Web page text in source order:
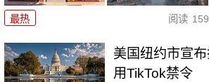
最热 阅读
美国纽约市宣
用TikTok禁令